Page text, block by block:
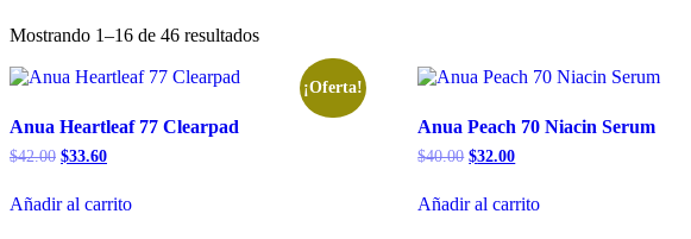
Mostrando 1–16 de 46 resultados
¡Oferta!
Anua Heartleaf 77 Clearpad
$42.00 El
era:
$33.60El
es:
Añadir al carrito
Anua Peach 70 Niacin Serum
$40.00 El
era:
$32.00El
es:
Añadir al carrito